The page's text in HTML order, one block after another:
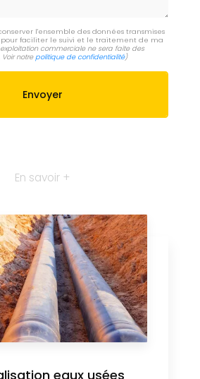
l'ensemble des données transmises
faciliter le suivi et le traitement de ma
commerciale ne sera faite des
Voir notrepolitique de confidentialité)
En savoir +
eaux usées